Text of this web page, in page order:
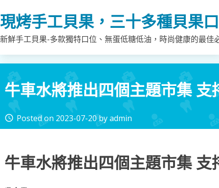
to
content
現烤手工貝果，三十多種貝果
新鮮手工貝果-多款獨特口位、無蛋低糖低油，時尚健康的最
牛車水將推出四個主題市集 支
access_time Posted on 2023-07-20byadmin
牛車水將推出四個主題市集 支